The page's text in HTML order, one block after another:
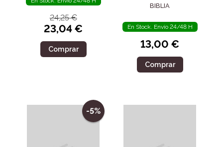
24,25 €
23,04 €
Comprar
BIBLIA
En Stock. Envío 24/48 H
13,00 €
Comprar
-5%